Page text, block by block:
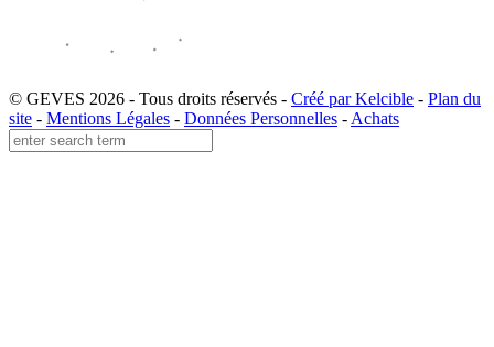
© GEVES 2026 - Tous droits réservés - Créé par Kelcible - Plan du
site - Mentions Légales - Données Personnelles - Achats